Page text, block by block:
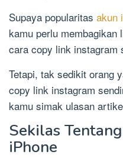
Supaya popularitas akun
kamu perlu membagikan
cara copy link instagram
Tetapi, tak sedikit orang
copy link instagram
kamu simak ulasan
Sekilas
iPhone